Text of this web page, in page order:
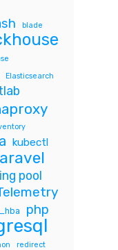
role add
user add
user grant
blade
Elasticsearch
kubectl
pool
php
redirect